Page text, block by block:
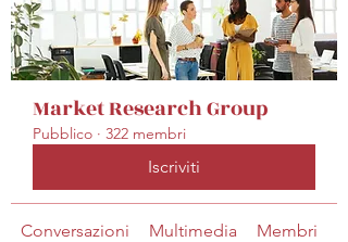
Market Research Group
Pubblico · 322 membri
Iscriviti
Conversazioni Multimedia Membri